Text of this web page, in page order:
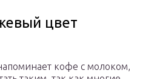
цвет
кофе с молоком,